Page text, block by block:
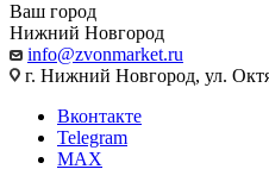
Ваш город
Нижний Новгород
info@zvonmarket.ru
г. Нижний Новгород, ул.
Вконтакте
Telegram
MAX